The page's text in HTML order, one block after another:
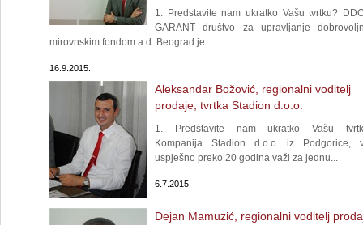
1. Predstavite nam ukratko Vašu tvrtku?
GARANT društvo za upravljanje
mirovnskim fondom a.d. Beograd je...
16.9.2015.
Aleksandar Božović, regionalni voditelj
prodaje, tvrtka Stadion d.o.o.
1. Predstavite nam ukratko Vašu
Kompanija Stadion d.o.o. iz Podgorice,
uspješno preko 20 godina važi za jednu...
6.7.2015.
Dejan Mamuzić, regionalni voditelj